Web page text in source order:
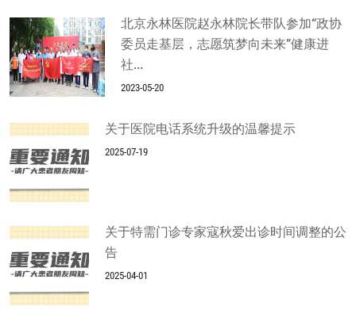
北京永林医院赵永林院长带队参加“政协
委员走基层，志愿筑梦向未来”健康进
社...
2023-05-20
关于医院电话系统升级的温馨提示
2025-07-19
关于特需门诊专家寇秋爱出诊时间调整的公
告
2025-04-01